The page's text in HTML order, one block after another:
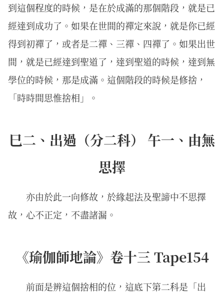
到這個程度的時候，是在於成滿的那個階段，就是已
經達到成功了。如果在世間的禪定來說，就是你已經
得到初禪了，或者是二禪、三禪、四禪了。如果出世
間，就是已經達到聖道了，達到聖道的時候，達到無
學位的時候，那是成滿。這個階段的時候是修捨，
「時時間思惟捨相」。
巳二、出過（分二科） 午一、由無
思擇
亦由於此一向修故，於緣起法及聖諦中不思擇
故，心不正定，不盡諸漏。
《瑜伽師地論》卷十三 Tape154
前面是辨這個捨相的位，這底下第二科是「出